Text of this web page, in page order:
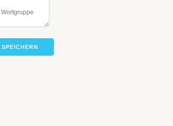
SPEICHERN